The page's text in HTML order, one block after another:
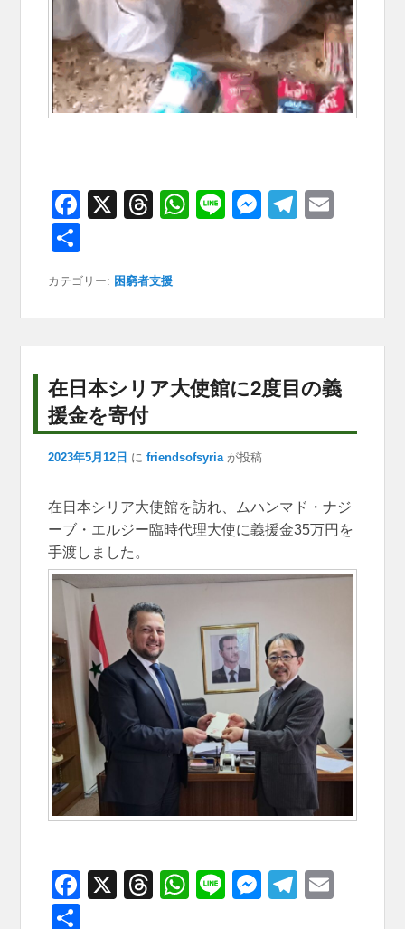
F
e
b
o
o
k
X
T
a
d
s
W
A
p
p
Li
M
n
g
er
T
a
m
有
カテゴリー: 困窮者支援
在日本シリア大使館に2度目の義
援金を寄付
2023年5月12日 に friendsofsyria が投稿
在日本シリア大使館を訪れ、ムハンマド・ナジ
ーブ・エルジー臨時代理大使に義援金35万円を
手渡しました。
F
X
T
W
Li
M
T